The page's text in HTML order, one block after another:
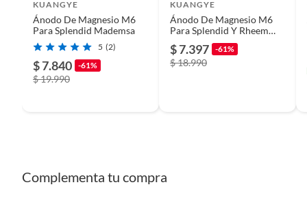
Tipo termo
Tipo de calefón
KUANGYE
Ánodo De Magnesio M6
Para Splendid Mademsa
5 (2)
$ 7.840 -61%
$ 19.990
KUANGYE
Ánodo De Magnesio M6
Para Splendid Y Rheem
$ 7.397 -61%
$ 18.990
Complementa tu compra